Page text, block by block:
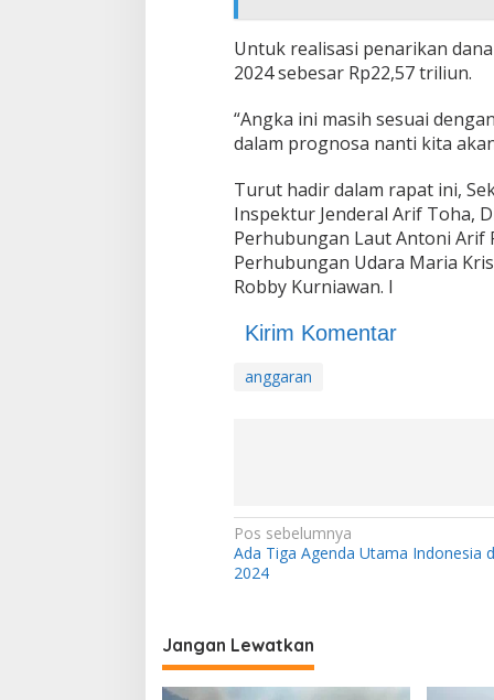
Untuk realisasi penarikan
2024 sebesar Rp22,57 triliun.
“Angka ini masih sesuai
dalam prognosa nanti kita
Turut hadir dalam rapat ini,
Inspektur Jenderal Arif Toha,
Perhubungan Laut Antoni Arif
Perhubungan Udara Maria
Robby Kurniawan. I
Kirim Komentar
anggaran
N
a
i
g
a
Pos sebelumnya
Ada Tiga Agenda Utama Indonesia
2024
Jangan Lewatkan